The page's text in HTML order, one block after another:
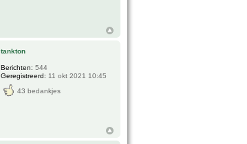
tankton
Berichten: 544
Geregistreerd: 11 okt 2021 10:45
43 bedankjes